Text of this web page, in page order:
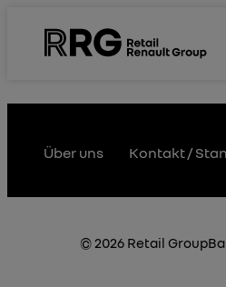
Über uns Kontakt /
InstagramLinkedin
© 2026 Retail Group